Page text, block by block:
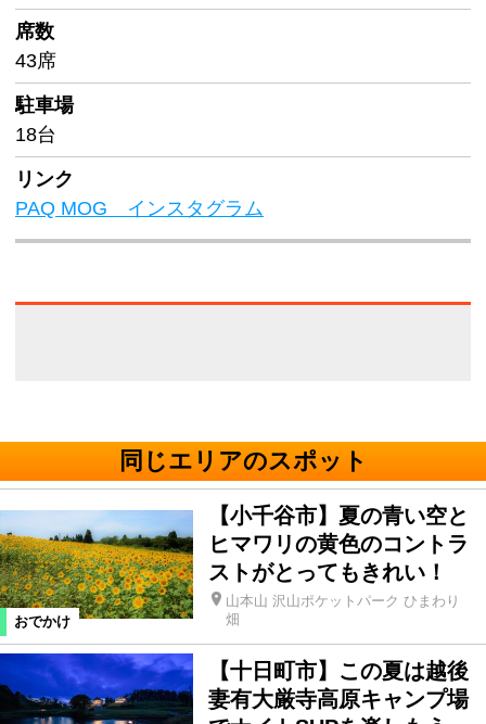
席数
43席
駐車場
18台
リンク
PAQ MOG インスタグラム
同じエリアのスポット
おでかけ
【小千谷市】夏の青い空と
ヒマワリの黄色のコントラ
ストがとってもきれい！
山本山 沢山ポケットパーク ひまわり
畑
【十日町市】この夏は越後
妻有大厳寺高原キャンプ場